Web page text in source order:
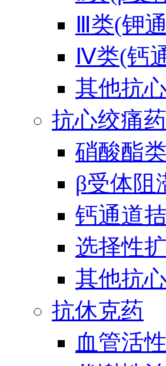
Ⅲ类(钾
Ⅳ类(钙
其他抗
抗心绞痛药
硝酸酯类
β受体阻
钙通道
选择性
其他抗
抗休克药
血管活